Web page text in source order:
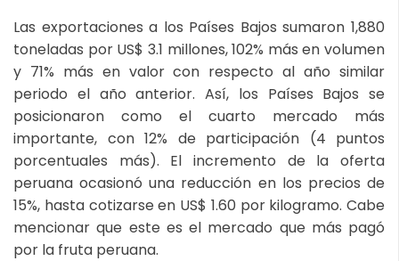
Las exportaciones a los Países Bajos sumaron 1,880
toneladas por US$ 3.1 millones, 102% más en volumen
y 71% más en valor con respecto al año similar
periodo el año anterior. Así, los Países Bajos se
posicionaron como el cuarto mercado más
importante, con 12% de participación (4 puntos
porcentuales más). El incremento de la oferta
peruana ocasionó una reducción en los precios de
15%, hasta cotizarse en US$ 1.60 por kilogramo. Cabe
mencionar que este es el mercado que más pagó
por la fruta peruana.